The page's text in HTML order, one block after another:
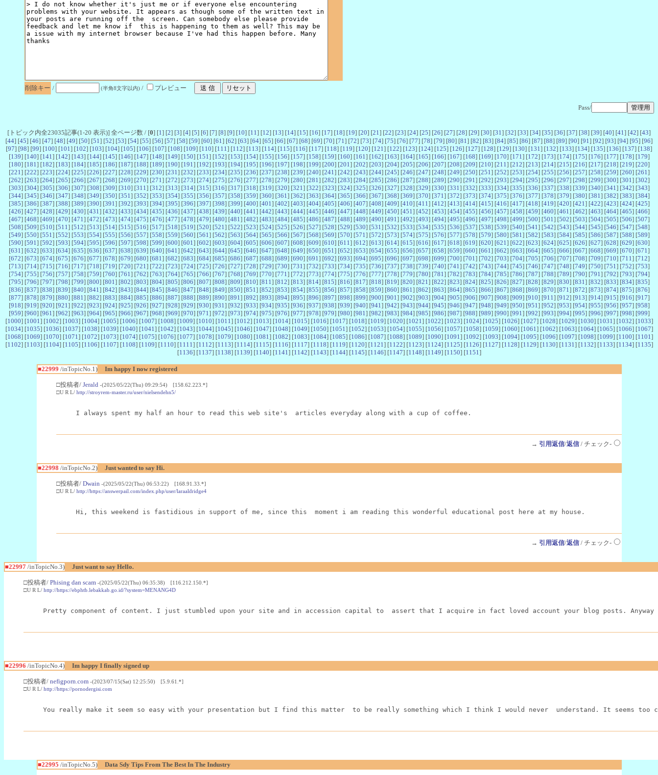
削除キー / (半角8文字以内) / プレビュー
Pass/
[トピック内全23035記事(1-20 表示)] 全ページ数 / [0] [1 ] [2] [3] [4] [5] [6] [7] [8] [9] [10] [11 ] [12] [13] [14] [15] [16] [17] [18] [19] [20] [21 ] [22] [23] [24] [25] [26] [27] [28] [29] [30] [31 ] [32] [33] [34] [35] [36] [37] [38] [39] [40] [41 ] [42] [43]
[44] [45] [46] [47] [48] [49] [50] [51 ] [52] [53] [54] [55] [56] [57] [58] [59] [60] [61 ] [62] [63] [64] [65] [66] [67] [68] [69] [70] [71 ] [72] [73] [74] [75] [76] [77] [78] [79] [80] [81 ] [82] [83] [84] [85] [86] [87] [88] [89] [90] [91 ] [92] [93] [94] [95] [96]
[97] [98] [99] [100] [101 ] [102] [103] [104] [105] [106] [107] [108] [109] [110] [111 ] [112] [113] [114] [115] [116] [117] [118] [119] [120] [121 ] [122] [123] [124] [125] [126] [127] [128] [129] [130] [131 ] [132] [133] [134] [135] [136] [137] [138]
[139] [140] [141 ] [142] [143] [144] [145] [146] [147] [148] [149] [150] [151 ] [152] [153] [154] [155] [156] [157] [158] [159] [160] [161 ] [162] [163] [164] [165] [166] [167] [168] [169] [170] [171 ] [172] [173] [174] [175] [176] [177] [178] [179]
[180] [181 ] [182] [183] [184] [185] [186] [187] [188] [189] [190] [191 ] [192] [193] [194] [195] [196] [197] [198] [199] [200] [201 ] [202] [203] [204] [205] [206] [207] [208] [209] [210] [211 ] [212] [213] [214] [215] [216] [217] [218] [219] [220]
[221 ] [222] [223] [224] [225] [226] [227] [228] [229] [230] [231 ] [232] [233] [234] [235] [236] [237] [238] [239] [240] [241 ] [242] [243] [244] [245] [246] [247] [248] [249] [250] [251 ] [252] [253] [254] [255] [256] [257] [258] [259] [260] [261 ]
[262] [263] [264] [265] [266] [267] [268] [269] [270] [271 ] [272] [273] [274] [275] [276] [277] [278] [279] [280] [281 ] [282] [283] [284] [285] [286] [287] [288] [289] [290] [291 ] [292] [293] [294] [295] [296] [297] [298] [299] [300] [301 ] [302]
[303] [304] [305] [306] [307] [308] [309] [310] [311 ] [312] [313] [314] [315] [316] [317] [318] [319] [320] [321 ] [322] [323] [324] [325] [326] [327] [328] [329] [330] [331 ] [332] [333] [334] [335] [336] [337] [338] [339] [340] [341 ] [342] [343]
[344] [345] [346] [347] [348] [349] [350] [351 ] [352] [353] [354] [355] [356] [357] [358] [359] [360] [361 ] [362] [363] [364] [365] [366] [367] [368] [369] [370] [371 ] [372] [373] [374] [375] [376] [377] [378] [379] [380] [381 ] [382] [383] [384]
[385] [386] [387] [388] [389] [390] [391 ] [392] [393] [394] [395] [396] [397] [398] [399] [400] [401 ] [402] [403] [404] [405] [406] [407] [408] [409] [410] [411 ] [412] [413] [414] [415] [416] [417] [418] [419] [420] [421 ] [422] [423] [424] [425]
[426] [427] [428] [429] [430] [431 ] [432] [433] [434] [435] [436] [437] [438] [439] [440] [441 ] [442] [443] [444] [445] [446] [447] [448] [449] [450] [451 ] [452] [453] [454] [455] [456] [457] [458] [459] [460] [461 ] [462] [463] [464] [465] [466]
[467] [468] [469] [470] [471 ] [472] [473] [474] [475] [476] [477] [478] [479] [480] [481 ] [482] [483] [484] [485] [486] [487] [488] [489] [490] [491 ] [492] [493] [494] [495] [496] [497] [498] [499] [500] [501 ] [502] [503] [504] [505] [506] [507]
[508] [509] [510] [511 ] [512] [513] [514] [515] [516] [517] [518] [519] [520] [521 ] [522] [523] [524] [525] [526] [527] [528] [529] [530] [531 ] [532] [533] [534] [535] [536] [537] [538] [539] [540] [541 ] [542] [543] [544] [545] [546] [547] [548]
[549] [550] [551 ] [552] [553] [554] [555] [556] [557] [558] [559] [560] [561 ] [562] [563] [564] [565] [566] [567] [568] [569] [570] [571 ] [572] [573] [574] [575] [576] [577] [578] [579] [580] [581 ] [582] [583] [584] [585] [586] [587] [588] [589]
[590] [591 ] [592] [593] [594] [595] [596] [597] [598] [599] [600] [601 ] [602] [603] [604] [605] [606] [607] [608] [609] [610] [611 ] [612] [613] [614] [615] [616] [617] [618] [619] [620] [621 ] [622] [623] [624] [625] [626] [627] [628] [629] [630]
[631 ] [632] [633] [634] [635] [636] [637] [638] [639] [640] [641 ] [642] [643] [644] [645] [646] [647] [648] [649] [650] [651 ] [652] [653] [654] [655] [656] [657] [658] [659] [660] [661 ] [662] [663] [664] [665] [666] [667] [668] [669] [670] [671 ]
[672] [673] [674] [675] [676] [677] [678] [679] [680] [681 ] [682] [683] [684] [685] [686] [687] [688] [689] [690] [691 ] [692] [693] [694] [695] [696] [697] [698] [699] [700] [701 ] [702] [703] [704] [705] [706] [707] [708] [709] [710] [711 ] [712]
[713] [714] [715] [716] [717] [718] [719] [720] [721 ] [722] [723] [724] [725] [726] [727] [728] [729] [730] [731 ] [732] [733] [734] [735] [736] [737] [738] [739] [740] [741 ] [742] [743] [744] [745] [746] [747] [748] [749] [750] [751 ] [752] [753]
[754] [755] [756] [757] [758] [759] [760] [761 ] [762] [763] [764] [765] [766] [767] [768] [769] [770] [771 ] [772] [773] [774] [775] [776] [777] [778] [779] [780] [781 ] [782] [783] [784] [785] [786] [787] [788] [789] [790] [791 ] [792] [793] [794]
[795] [796] [797] [798] [799] [800] [801 ] [802] [803] [804] [805] [806] [807] [808] [809] [810] [811 ] [812] [813] [814] [815] [816] [817] [818] [819] [820] [821 ] [822] [823] [824] [825] [826] [827] [828] [829] [830] [831 ] [832] [833] [834] [835]
[836] [837] [838] [839] [840] [841 ] [842] [843] [844] [845] [846] [847] [848] [849] [850] [851 ] [852] [853] [854] [855] [856] [857] [858] [859] [860] [861 ] [862] [863] [864] [865] [866] [867] [868] [869] [870] [871 ] [872] [873] [874] [875] [876]
[877] [878] [879] [880] [881 ] [882] [883] [884] [885] [886] [887] [888] [889] [890] [891 ] [892] [893] [894] [895] [896] [897] [898] [899] [900] [901 ] [902] [903] [904] [905] [906] [907] [908] [909] [910] [911 ] [912] [913] [914] [915] [916] [917]
[918] [919] [920] [921 ] [922] [923] [924] [925] [926] [927] [928] [929] [930] [931 ] [932] [933] [934] [935] [936] [937] [938] [939] [940] [941 ] [942] [943] [944] [945] [946] [947] [948] [949] [950] [951 ] [952] [953] [954] [955] [956] [957] [958]
[959] [960] [961 ] [962] [963] [964] [965] [966] [967] [968] [969] [970] [971 ] [972] [973] [974] [975] [976] [977] [978] [979] [980] [981 ] [982] [983] [984] [985] [986] [987] [988] [989] [990] [991 ] [992] [993] [994] [995] [996] [997] [998] [999]
[1000] [1001 ] [1002] [1003] [1004] [1005] [1006] [1007] [1008] [1009] [1010] [1011 ] [1012] [1013] [1014] [1015] [1016] [1017] [1018] [1019] [1020] [1021 ] [1022] [1023] [1024] [1025] [1026] [1027] [1028] [1029] [1030] [1031 ] [1032] [1033]
[1034] [1035] [1036] [1037] [1038] [1039] [1040] [1041 ] [1042] [1043] [1044] [1045] [1046] [1047] [1048] [1049] [1050] [1051 ] [1052] [1053] [1054] [1055] [1056] [1057] [1058] [1059] [1060] [1061 ] [1062] [1063] [1064] [1065] [1066] [1067]
[1068] [1069] [1070] [1071 ] [1072] [1073] [1074] [1075] [1076] [1077] [1078] [1079] [1080] [1081 ] [1082] [1083] [1084] [1085] [1086] [1087] [1088] [1089] [1090] [1091 ] [1092] [1093] [1094] [1095] [1096] [1097] [1098] [1099] [1100] [1101 ]
[1102] [1103] [1104] [1105] [1106] [1107] [1108] [1109] [1110] [1111 ] [1112] [1113] [1114] [1115] [1116] [1117] [1118] [1119] [1120] [1121 ] [1122] [1123] [1124] [1125] [1126] [1127] [1128] [1129] [1130] [1131 ] [1132] [1133] [1134] [1135]
[1136] [1137] [1138] [1139] [1140] [1141 ] [1142] [1143] [1144] [1145] [1146] [1147] [1148] [1149] [1150] [1151 ]
■22999 /inTopicNo.1) Im happy I now registered
□投稿者/ Jerald -(2025/05/22(Thu) 09:29:54) [158.62.223.*]
□U R L/ http://stroyrem-master.ru/user/nielsendehn5/
I always spent my half an hour to read this web site's  articles everyday along with a cup of coffee.
→ 引用返信/返信/ チェック-
■22998 /inTopicNo.2) Just wanted to say Hi.
□投稿者/ Dwain -(2025/05/22(Thu) 06:53:22) [168.91.33.*]
□U R L/ http://https://answerpail.com/index.php/user/laraaldridge4
Hi, this weekend is fastidious in support of me, since this  moment i am reading this wonderful educational post here at my house.
→ 引用返信/返信/ チェック-
■22997 /inTopicNo.3) Just want to say Hello.
□投稿者/ Phising dan scam -(2025/05/22(Thu) 06:35:38) [116.212.150.*]
□U R L/ http://https://ebphtb.lebakkab.go.id/?system=MENANG4D
Pretty component of content. I just stumbled upon your site and in accession capital to  assert that I acquire in fact loved account your blog posts.
■22996 /inTopicNo.4) Im happy I finally signed up
□投稿者/ nefigporn.com -(2023/07/15(Sat) 12:25:50) [5.9.61.*]
□U R L/ http://https://pornodergisi.com
You really make it seem so easy with your presentation but I find this matter  to be really something which I think I would never  understand. It seems
■22995 /inTopicNo.5) Data Sdy Tips From The Best In The Industry